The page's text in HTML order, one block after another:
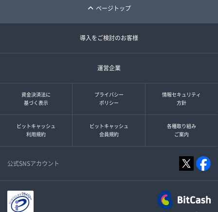
ページトップ
導入をご検討のお客様
運営企業
資金決済法に
基づく表示
プライバシー
ポリシー
情報セキュリティ
方針
ビットキャッシュ
利用規約
ビットキャッシュ
会員規約
各種取り組み
ご案内
公式SNSアカウント